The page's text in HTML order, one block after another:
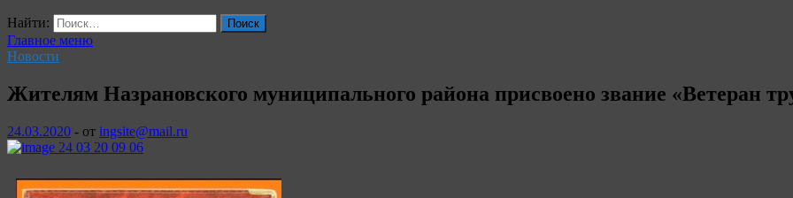
Найти:
Главное меню
Новости
Жителям Назрановского муниципального района присвоено звание «Ветеран
24.03.2020 - от ingsite@mail.ru